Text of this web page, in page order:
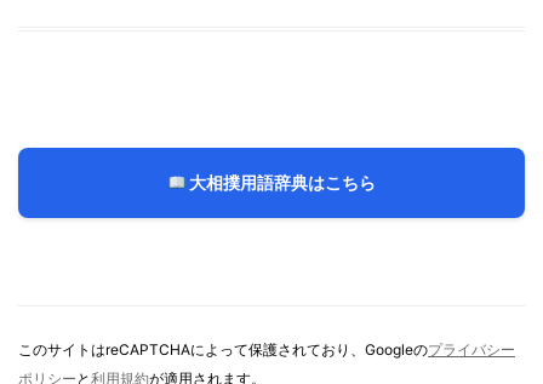
大相撲用語辞典はこちら
このサイトはreCAPTCHAによって保護されており、Googleのプライバシー
ポリシー と利用規約が適用されます。